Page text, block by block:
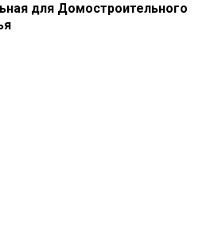
для Домостроительного